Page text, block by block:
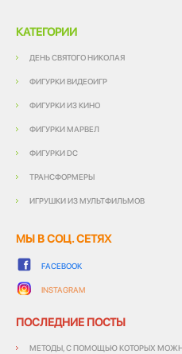
КАТЕГОРИИ
ДЕНЬ СВЯТОГО НИКОЛАЯ
ФИГУРКИ ВИДЕОИГР
ФИГУРКИ ИЗ КИНО
ФИГУРКИ МАРВЕЛ
ФИГУРКИ DC
ТРАНСФОРМЕРЫ
ИГРУШКИ ИЗ МУЛЬТФИЛЬМОВ
МЫ В СОЦ. СЕТЯХ
FACEBOOK
INSTAGRAM
ПОСЛЕДНИЕ ПОСТЫ
МЕТОДЫ, С ПОМОЩЬЮ КОТОРЫХ